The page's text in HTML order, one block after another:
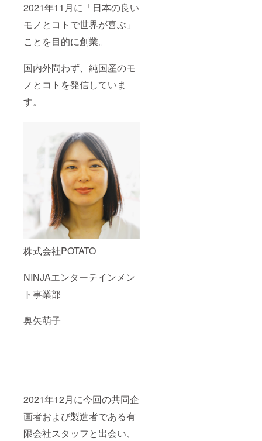
2021年11月に「日本の良い
モノとコトで世界が喜ぶ」
ことを目的に創業。
国内外問わず、純国産のモ
ノとコトを発信していま
す。
株式会社POTATO
NINJAエンターテインメン
ト事業部
奥矢萌子
2021年12月に今回の共同企
画者および製造者である有
限会社スタッフと出会い、